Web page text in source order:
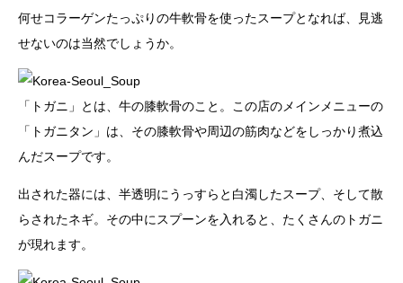
何せコラーゲンたっぷりの牛軟骨を使ったスープとなれば、見逃
せないのは当然でしょうか。
「トガニ」とは、牛の膝軟骨のこと。この店のメインメニューの
「トガニタン」は、その膝軟骨や周辺の筋肉などをしっかり煮込
んだスープです。
出された器には、半透明にうっすらと白濁したスープ、そして散
らされたネギ。その中にスプーンを入れると、たくさんのトガニ
が現れます。